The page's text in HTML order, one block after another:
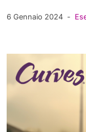
6 Gennaio 2024